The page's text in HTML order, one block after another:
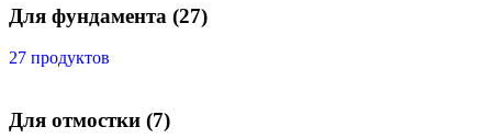
Для фундамента (27)
27 продуктов
Для отмостки (7)